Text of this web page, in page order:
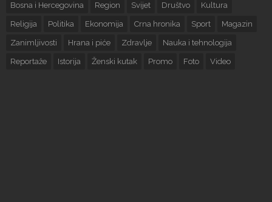
Bosna i Hercegovina Region Svijet Društvo Kultura
Religija Politika Ekonomija Crna hronika Sport Magazin
Zanimljivosti Hrana i piće Zdravlje Nauka i tehnologija
Reportaže Istorija Ženski kutak Promo Foto Video